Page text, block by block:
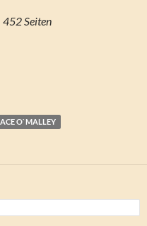
der Print-Ausgabe ‏ : ‎ 452 Seiten
O`MALLEY